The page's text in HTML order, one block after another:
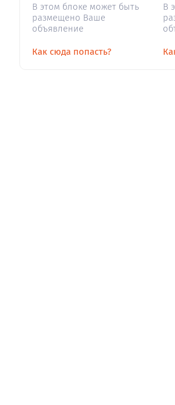
В этом блоке может быть
размещено Ваше
объявление
Как сюда попасть?
В